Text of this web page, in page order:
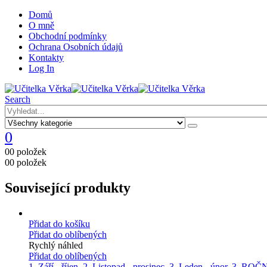
Domů
O mně
Obchodní podmínky
Ochrana Osobních údajů
Kontakty
Log In
Search
0
00 položek
00 položek
Související produkty
Přidat do košíku
Přidat do oblíbených
Rychlý náhled
Přidat do oblíbených